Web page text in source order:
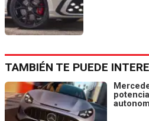
TAMBIÉN TE PUEDE